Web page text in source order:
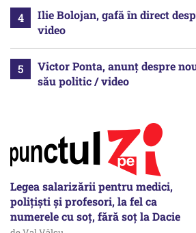
Ilie Bolojan, gafă în direct
video
Victor Ponta, anunț despre
său politic / video
Legea salarizării pentru medici,
polițiști și profesori, la fel ca
numerele cu soț, fără soț la Dacie